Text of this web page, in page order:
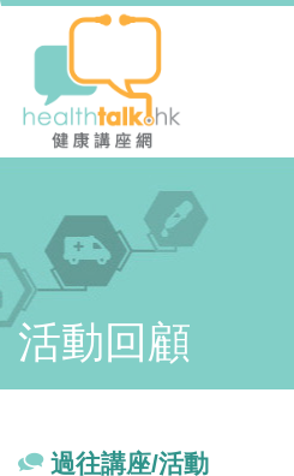
活動回顧
過往講座/活動